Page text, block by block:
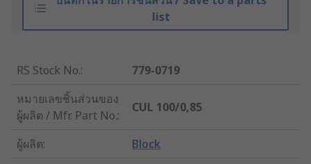
list
RS Stock No.:
779-0719
หมายเลขชิ้นส่วนของ
ผู้ผลิต / Mfr. Part No.:
CUL 100/0,85
ผู้ผลิต: Block